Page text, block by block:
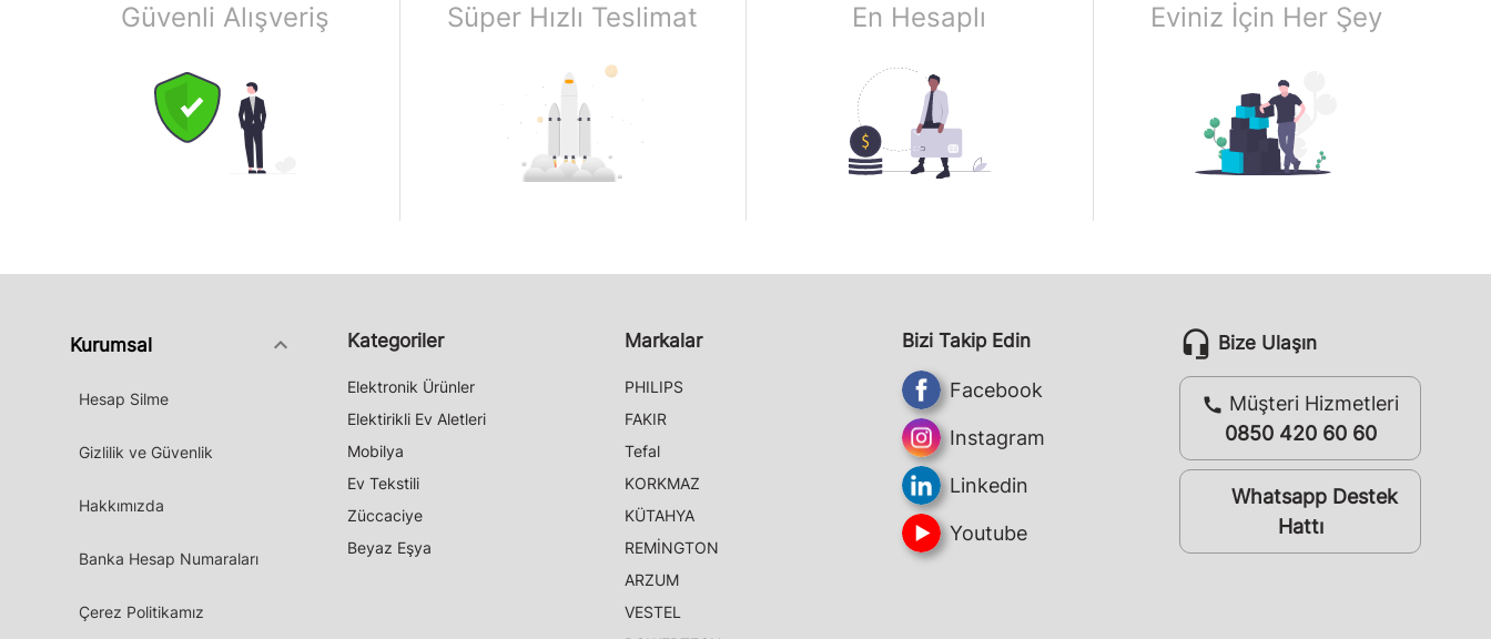
Güvenli Alışveriş Süper Hızlı Teslimat En Hesaplı Eviniz İçin Her Şey
Kurumsal keyboard_arrow_down
Hesap Silme
Gizlilik ve Güvenlik
Hakkımızda
Banka Hesap Numaraları
Çerez Politikamız
Kategoriler
Elektronik Ürünler
Elektirikli Ev Aletleri
Mobilya
Ev Tekstili
Züccaciye
Beyaz Eşya
Markalar
PHILIPS
FAKIR
Tefal
KORKMAZ
KÜTAHYA
REMİNGTON
ARZUM
VESTEL
Bizi Takip Edin
Facebook
Instagram
Linkedin
Youtube
headset_mic Bize Ulaşın
call Müşteri Hizmetleri
0850 420 60 60
whatsappWhatsapp Destek
Hattı